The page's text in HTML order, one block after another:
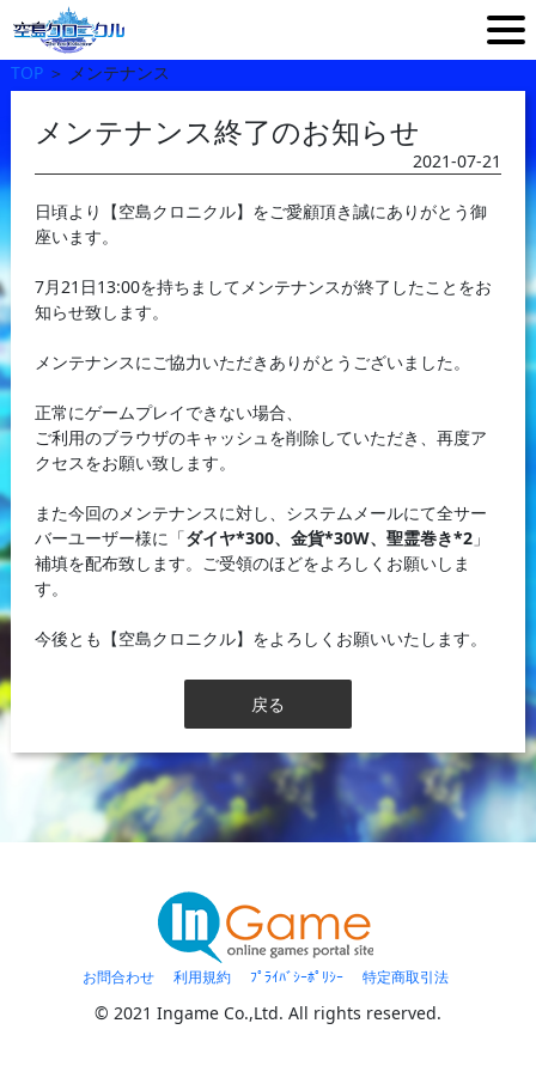
TOP＞ メンテナンス
メンテナンス終了のお知らせ
2021-07-21
日頃より【空島クロニクル】をご愛顧頂き誠にありがとう御
座います。
7月21日13:00を持ちましてメンテナンスが終了したことをお
知らせ致します。
メンテナンスにご協力いただきありがとうございました。
正常にゲームプレイできない場合、
ご利用のブラウザのキャッシュを削除していただき、再度ア
クセスをお願い致します。
また今回のメンテナンスに対し、システムメールにて全サー
バーユーザー様に「ダイヤ*300、金貨*30W、聖霊巻き*2」
補填を配布致します。ご受領のほどをよろしくお願いしま
す。
今後とも【空島クロニクル】をよろしくお願いいたします。
戻る
お問合わせ 利用規約 ﾌﾟﾗｲﾊﾞｼｰﾎﾟﾘｼｰ 特定商取引法
© 2021 Ingame Co.,Ltd. All rights reserved.